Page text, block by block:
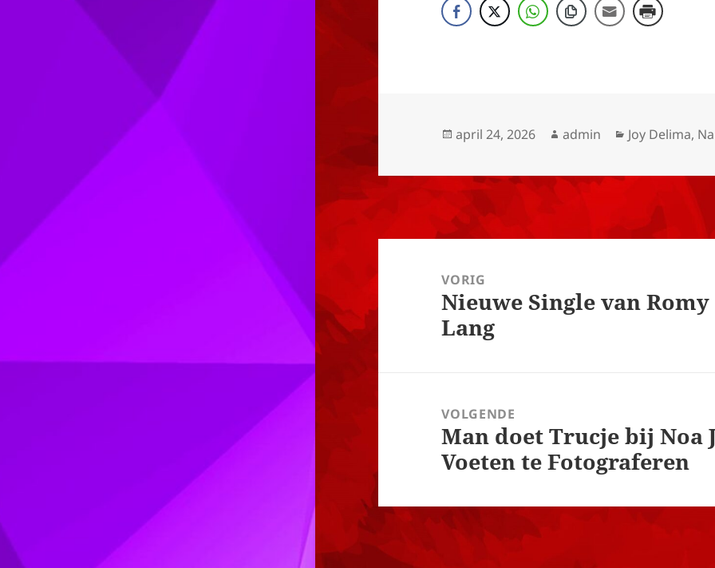
Geplaatst
april 24, 2026 Auteur
admin Categorieën
Joy Delima,
navigatieVORIG
Vorig
bericht:
Nieuwe Single van
Lang
VOLGENDE
Volgend
bericht:
Man doet Trucje bij Noa
Voeten te Fotograferen